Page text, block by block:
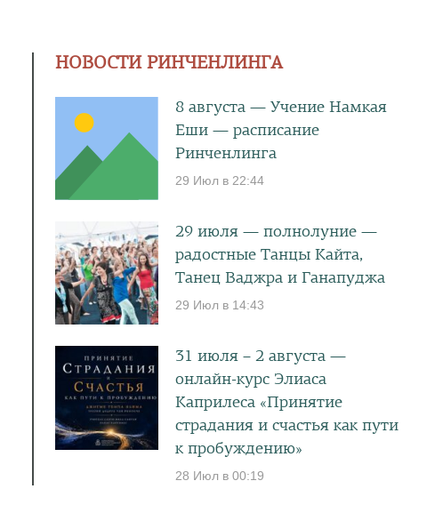
НОВОСТИ РИНЧЕНЛИНГА
8 августа — Учение Намкая
Еши — расписание
Ринченлинга
29 Июл в 22:44
29 июля — полнолуние —
радостные Танцы Кайта,
Танец Ваджра и Ганапуджа
29 Июл в 14:43
31 июля – 2 августа —
онлайн-курс Элиаса
Каприлеса «Принятие
страдания и счастья как пути
к пробуждению»
28 Июл в 00:19